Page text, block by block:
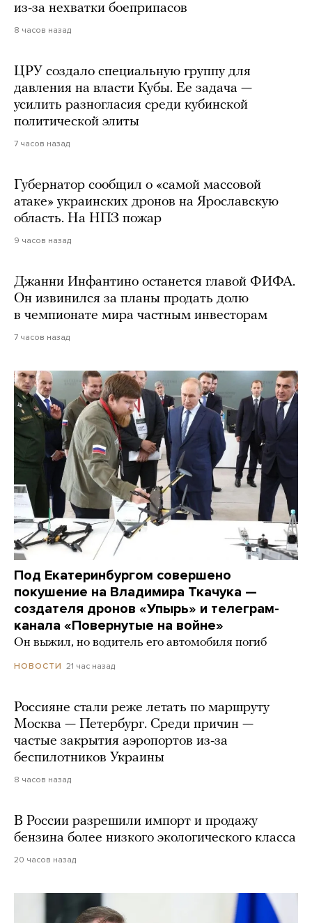
из-за нехватки боеприпасов
8 часов назад
ЦРУ создало специальную группу для
давления на власти Кубы. Ее задача —
усилить разногласия среди кубинской
политической элиты
7 часов назад
Губернатор сообщил о «самой массовой
атаке» украинских дронов на Ярославскую
область. На НПЗ пожар
9 часов назад
Джанни Инфантино останется главой ФИФА.
Он извинился за планы продать долю
в чемпионате мира частным инвесторам
7 часов назад
Под Екатеринбургом совершено
покушение на Владимира Ткачука —
создателя дронов «Упырь» и телеграм-
канала «Повернутые на войне»
Он выжил, но водитель его автомобиля погиб
НОВОСТИ 21 час назад
Россияне стали реже летать по маршруту
Москва — Петербург. Среди причин —
частые закрытия аэропортов из-за
беспилотников Украины
8 часов назад
В России разрешили импорт и продажу
бензина более низкого экологического класса
20 часов назад